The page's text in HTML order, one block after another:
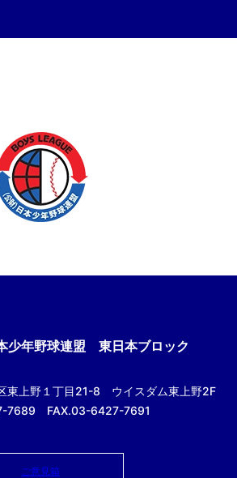
少年野球連盟 東日本ブロック
東上野１丁目21-8 ウイスダム東上野2F
7689 FAX.03-6427-7691
ご意見箱